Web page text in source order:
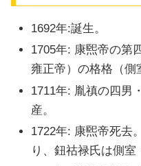
1692年:誕生。
1705年: 康煕帝の第
雍正帝）の格格（側
1711年: 胤禛の四男
産。
1722年: 康煕帝死去
り、鈕祜禄氏は側室